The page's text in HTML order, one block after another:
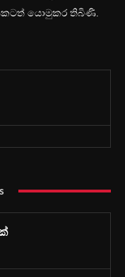
යොමුකර තිබිණි.